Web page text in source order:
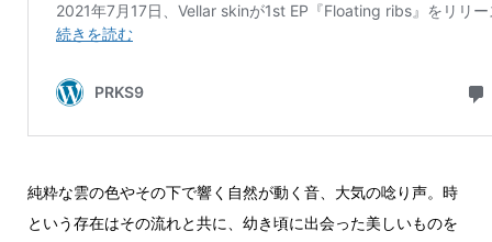
純粋な雲の色やその下で響く自然が動く音、大気の唸り声。時
という存在はその流れと共に、幼き頃に出会った美しいものを